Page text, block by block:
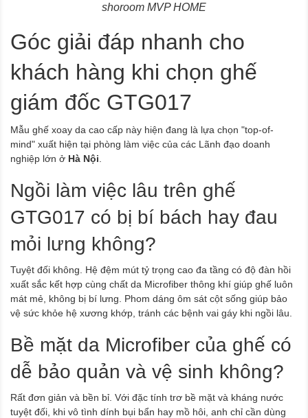
shoroom MVP HOME
Góc giải đáp nhanh cho
khách hàng khi chọn ghế
giám đốc GTG017
Mẫu ghế xoay da cao cấp này hiện đang là lựa chọn "top-of-
mind" xuất hiện tại phòng làm việc của các Lãnh đạo doanh
nghiệp lớn ở Hà Nội
Ngồi làm việc lâu trên ghế
GTG017 có bị bí bách hay đau
mỏi lưng không?
Tuyệt đối không. Hệ đệm mút tỷ trọng cao đa tầng có độ đàn hồi
xuất sắc kết hợp cùng chất da Microfiber thông khí giúp ghế luôn
mát mẻ, không bị bí lưng. Phom dáng ôm sát cột sống giúp bảo
vệ sức khỏe hệ xương khớp, tránh các bệnh vai gáy khi ngồi lâu.
Bề mặt da Microfiber của ghế có
dễ bảo quản và vệ sinh không?
Rất đơn giản và bền bỉ. Với đặc tính trơ bề mặt và kháng nước
tuyệt đối, khi vô tình dính bụi bẩn hay mồ hôi, anh chỉ cần dùng